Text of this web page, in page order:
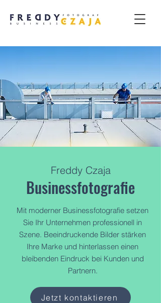
Freddy Czaja
Businessfotografie
Mit moderner Businessfotografie setzen
Sie Ihr Unternehmen professionell in
Szene. Beeindruckende Bilder stärken
Ihre Marke und hinterlassen einen
bleibenden Eindruck bei Kunden und
Partnern.
Jetzt kontaktieren